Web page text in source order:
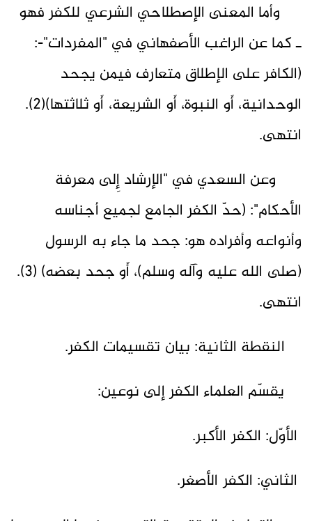
وأما المعنى الإصطلاحي الشرعي للكفر فهو
ـ كما عن الراغب الأصفهاني في "المفردات"-:
(الكافر على الإطلاق متعارف فيمن يجحد
الوحدانية، أَو النبوة، أَو الشريعة، أَو ثلاثتها)(2).
انتهى.
وعن السعدي في "الإرشاد إِلى معرفة
الأحكام": (حدّ الكفر الجامع لجميع أجناسه
وأنواعه وأفراده هو: جحد ما جاء به الرسول
(صلى الله عليه وآله وسلم)، أَو جحد بعضه) (3).
انتهى.
النقطة الثانية: بيان تقسيمات الكفر.
يقسّم العلماء الكفر إلى نوعين:
الأوّل: الكفر الأكبر.
الثاني: الكفر الأصغر.